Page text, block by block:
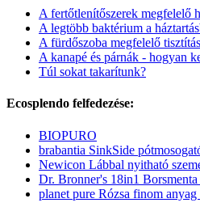
A fertőtlenítőszerek megfelelő
A legtöbb baktérium a
A fürdőszoba megfelelő
A kanapé és párnák - hogyan
Túl sokat takarítunk?
Ecosplendo felfedezése:
BIOPURO
brabantia SinkSide
Newicon Lábbal nyitható
Dr. Bronner's 18in1 Borsmenta
planet pure Rózsa finom anyag